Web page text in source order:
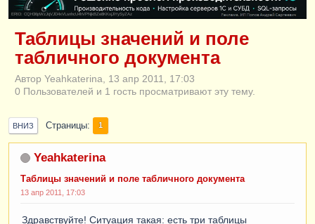
ERID: CQH36pWzJqVJD4xVLsnhcU4hVPNjkBZe8KKxjJiYySyZAz
Таблицы значений и поле
табличного документа
Автор Yeahkaterina, 13 апр 2011, 17:03
0 Пользователей и 1 гость просматривают эту тему.
ВНИЗ Страницы 1
Yeahkaterina
Таблицы значений и поле табличного документа
13 апр 2011, 17:03
Здравствуйте! Ситуация такая: есть три таблицы